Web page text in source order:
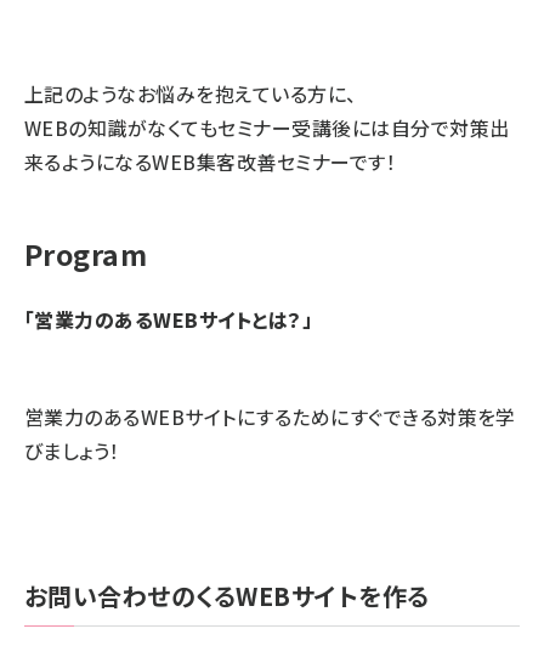
上記のようなお悩みを抱えている方に、
WEBの知識がなくてもセミナー受講後には自分で対策出
来るようになるWEB集客改善セミナーです！
Program
「営業力のあるWEBサイトとは？」
営業力のあるWEBサイトにするためにすぐできる対策を学
びましょう！
お問い合わせのくるWEBサイトを作る